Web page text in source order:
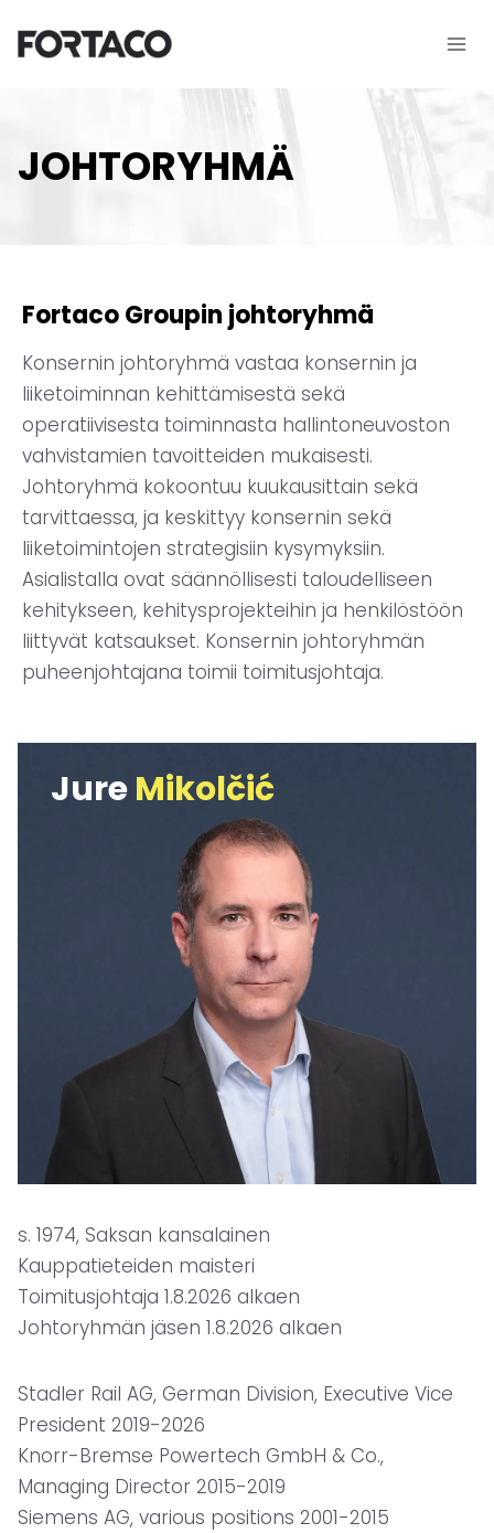
sisältöön
JOHTORYHMÄ
Fortaco Groupin johtoryhmä
Konsernin johtoryhmä vastaa konsernin ja
liiketoiminnan kehittämisestä sekä
operatiivisesta toiminnasta hallintoneuvoston
vahvistamien tavoitteiden mukaisesti.
Johtoryhmä kokoontuu kuukausittain sekä
tarvittaessa, ja keskittyy konsernin sekä
liiketoimintojen strategisiin kysymyksiin.
Asialistalla ovat säännöllisesti taloudelliseen
kehitykseen, kehitysprojekteihin ja henkilöstöön
liittyvät katsaukset. Konsernin johtoryhmän
puheenjohtajana toimii toimitusjohtaja.
JureMikolčić
s. 1974, Saksan kansalainen
Kauppatieteiden maisteri
Toimitusjohtaja 1.8.2026 alkaen
Johtoryhmän jäsen 1.8.2026 alkaen
Stadler Rail AG, German Division, Executive Vice
President 2019-2026
Knorr-Bremse Powertech GmbH & Co.,
Managing Director 2015-2019
Siemens AG, various positions 2001-2015